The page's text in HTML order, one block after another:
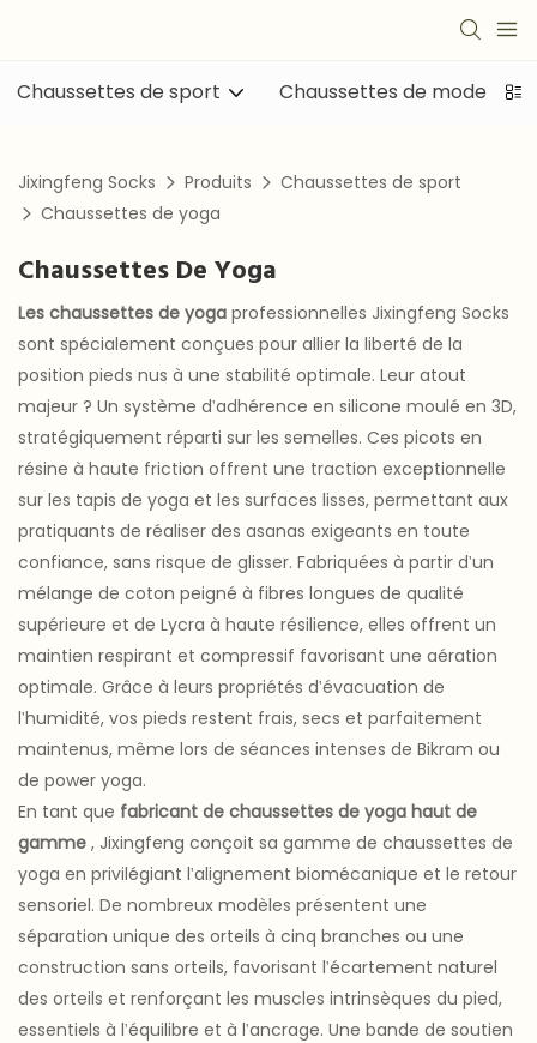
Chaussettes de sport Chaussettes de mode
Jixingfeng Socks Produits
Chaussettes de sport
Chaussettes de yoga
Chaussettes De Yoga
Les chaussettes de yoga professionnelles Jixingfeng Socks
sont spécialement conçues pour allier la liberté de la
position pieds nus à une stabilité optimale. Leur atout
majeur ? Un système d'adhérence en silicone moulé en 3D,
stratégiquement réparti sur les semelles. Ces picots en
résine à haute friction offrent une traction exceptionnelle
sur les tapis de yoga et les surfaces lisses, permettant aux
pratiquants de réaliser des asanas exigeants en toute
confiance, sans risque de glisser. Fabriquées à partir d'un
mélange de coton peigné à fibres longues de qualité
supérieure et de Lycra à haute résilience, elles offrent un
maintien respirant et compressif favorisant une aération
optimale. Grâce à leurs propriétés d'évacuation de
l'humidité, vos pieds restent frais, secs et parfaitement
maintenus, même lors de séances intenses de Bikram ou
de power yoga.
En tant que fabricant de chaussettes de yoga haut de
gamme , Jixingfeng conçoit sa gamme de chaussettes de
yoga en privilégiant l'alignement biomécanique et le retour
sensoriel. De nombreux modèles présentent une
séparation unique des orteils à cinq branches ou une
construction sans orteils, favorisant l'écartement naturel
des orteils et renforçant les muscles intrinsèques du pied,
essentiels à l'équilibre et à l'ancrage. Une bande de soutien